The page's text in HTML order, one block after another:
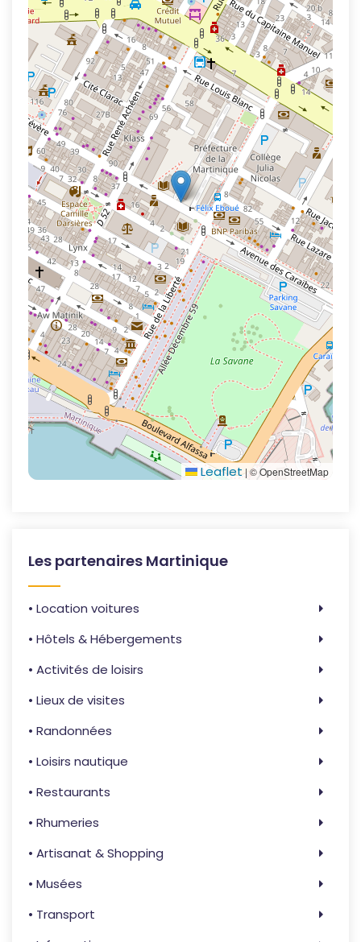
Leaflet|© OpenStreetMap
Les partenaires Martinique
• Location voitures
• Hôtels & Hébergements
• Activités de loisirs
• Lieux de visites
• Randonnées
• Loisirs nautique
• Restaurants
• Rhumeries
• Artisanat & Shopping
• Musées
• Transport